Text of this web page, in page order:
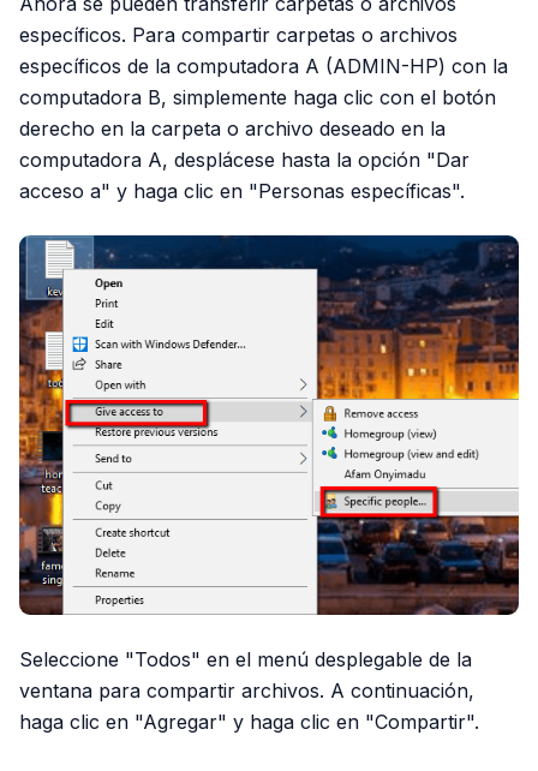
específicos. Para compartir carpetas o archivos
específicos de la computadora A (ADMIN-HP) con la
computadora B, simplemente haga clic con el botón
derecho en la carpeta o archivo deseado en la
computadora A, desplácese hasta la opción "Dar
acceso a" y haga clic en "Personas específicas".
Seleccione "Todos" en el menú desplegable de la
ventana para compartir archivos. A continuación,
haga clic en "Agregar" y haga clic en "Compartir".